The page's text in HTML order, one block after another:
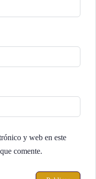
y web en este
comente.